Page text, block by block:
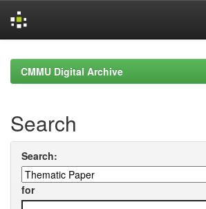
navigationCMMU Digital Archive
Search
Search:
for